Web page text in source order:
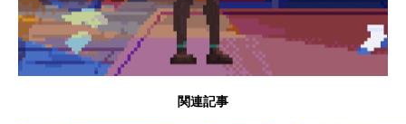
関連記事